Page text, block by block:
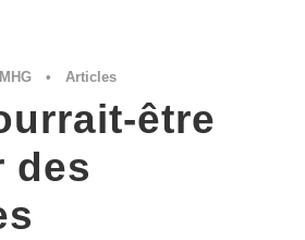
• Articles
être
des